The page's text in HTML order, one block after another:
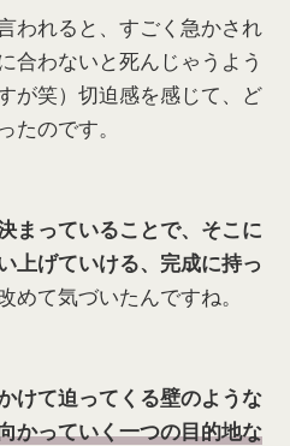
われると、すごく急かされ
合わないと死んじゃうよう
が笑）切迫感を感じて、ど
たのです。
まっていることで、そこに
上げていける、完成に持っ
めて気づいたんですね。
けて迫ってくる壁のような
かっていく一つの目的地な